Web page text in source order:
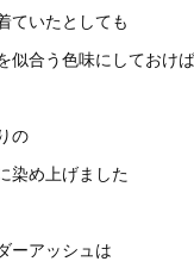
ていたとしても
似合う色味にしておけ
の
染め上げました
ーアッシュは